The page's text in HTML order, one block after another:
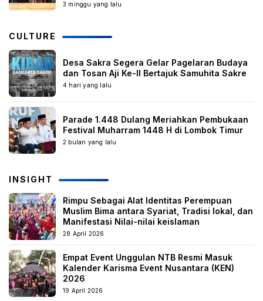
3 minggu yang lalu
CULTURE
Desa Sakra Segera Gelar Pagelaran Budaya
dan Tosan Aji Ke-II Bertajuk Samuhita Sakre
4 hari yang lalu
Parade 1.448 Dulang Meriahkan Pembukaan
Festival Muharram 1448 H di Lombok Timur
2 bulan yang lalu
INSIGHT
Rimpu Sebagai Alat Identitas Perempuan
Muslim Bima antara Syariat, Tradisi lokal, dan
Manifestasi Nilai-nilai keislaman
28 April 2026
Empat Event Unggulan NTB Resmi Masuk
Kalender Karisma Event Nusantara (KEN)
2026
19 April 2026